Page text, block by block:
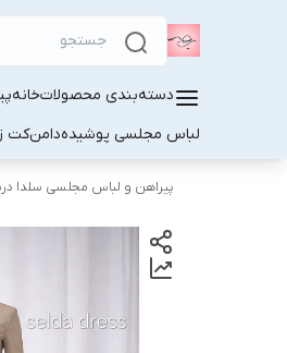
دسته‌بندی محصولاتخانه
لباس مجلسی پوشیدهدامنکت
پیراهن و لباس مجلسی سلدا